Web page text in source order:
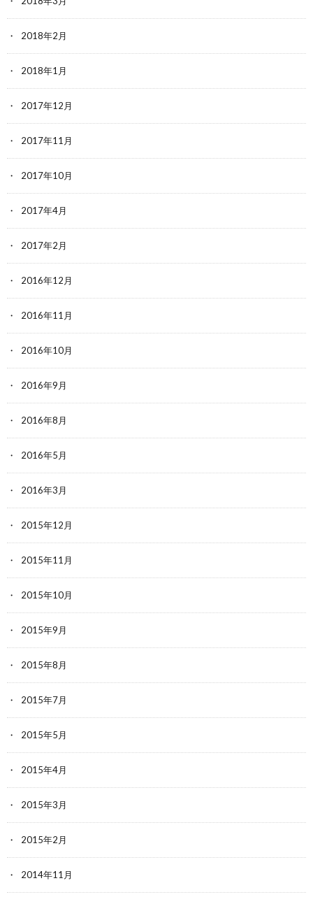
2018年2月
2018年1月
2017年12月
2017年11月
2017年10月
2017年4月
2017年2月
2016年12月
2016年11月
2016年10月
2016年9月
2016年8月
2016年5月
2016年3月
2015年12月
2015年11月
2015年10月
2015年9月
2015年8月
2015年7月
2015年5月
2015年4月
2015年3月
2015年2月
2014年11月